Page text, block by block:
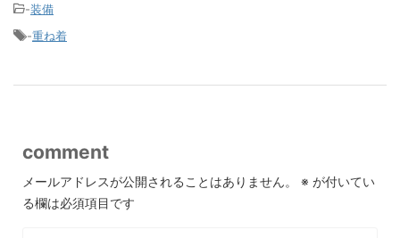
-装備
-重ね着
comment
メールアドレスが公開されることはありません。 ※ が付いてい
る欄は必須項目です